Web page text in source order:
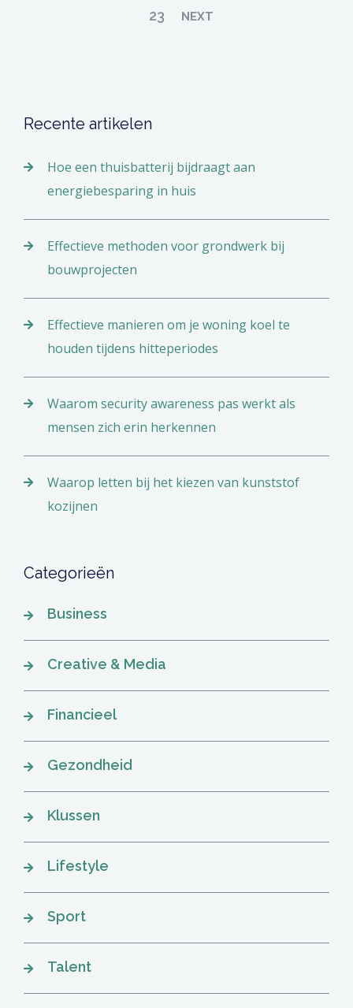
23 NEXT
Recente artikelen
Hoe een thuisbatterij bijdraagt aan
energiebesparing in huis
Effectieve methoden voor grondwerk bij
bouwprojecten
Effectieve manieren om je woning koel te
houden tijdens hitteperiodes
Waarom security awareness pas werkt als
mensen zich erin herkennen
Waarop letten bij het kiezen van kunststof
kozijnen
Categorieën
Business
Creative & Media
Financieel
Gezondheid
Klussen
Lifestyle
Sport
Talent